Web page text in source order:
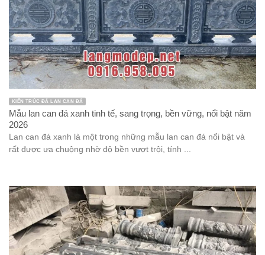
KIẾN TRÚC ĐÁ LAN CAN ĐÁ
Mẫu lan can đá xanh tinh tế, sang trọng, bền vững, nổi bật năm
2026
Lan can đá xanh là một trong những mẫu lan can đá nổi bật và
rất được ưa chuộng nhờ độ bền vượt trội, tính ...